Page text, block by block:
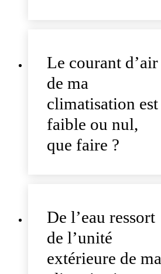
Le courant d’air
de ma
climatisation est
faible ou nul,
que faire ?
De l’eau ressort
de l’unité
extérieure de ma